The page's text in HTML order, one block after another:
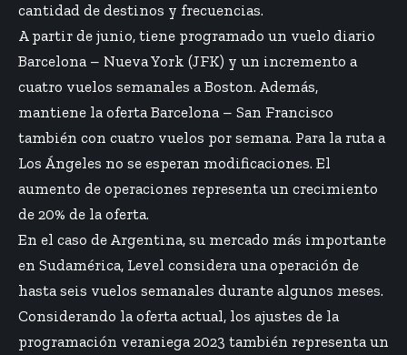
cantidad de destinos y frecuencias.
A partir de junio, tiene programado un vuelo diario
Barcelona – Nueva York (JFK) y un incremento a
cuatro vuelos semanales a Boston. Además,
mantiene la oferta Barcelona – San Francisco
también con cuatro vuelos por semana. Para la ruta a
Los Ángeles no se esperan modificaciones. El
aumento de operaciones representa un crecimiento
de 20% de la oferta.
En el caso de Argentina, su mercado más importante
en Sudamérica, Level considera una operación de
hasta seis vuelos semanales durante algunos meses.
Considerando la oferta actual, los ajustes de la
programación veraniega 2023 también representa un